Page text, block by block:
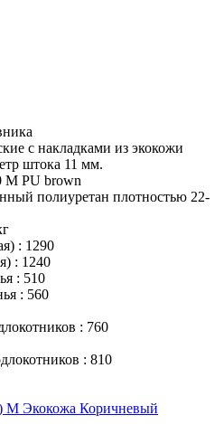
с накладками из экокожи
штока 11 мм.
M PU brown
полиуретан плотностью 22-
: 1290
: 1240
: 510
: 560
: 760
: 810
M Экокожа Коричневый